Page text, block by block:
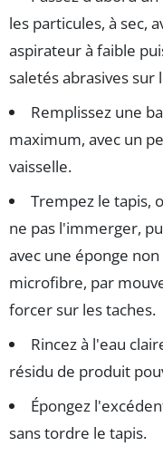
les particules, à sec,
aspirateur à faible
saletés abrasives sur
Remplissez une
maximum, avec un
vaisselle.
Trempez le tapis,
ne pas l'immerger,
avec une éponge
microfibre, par
forcer sur les taches.
Rincez à l'eau
résidu de produit
Épongez
sans tordre le tapis.